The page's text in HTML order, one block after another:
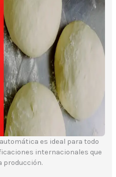
es ideal para todo
internacionales que
producción.